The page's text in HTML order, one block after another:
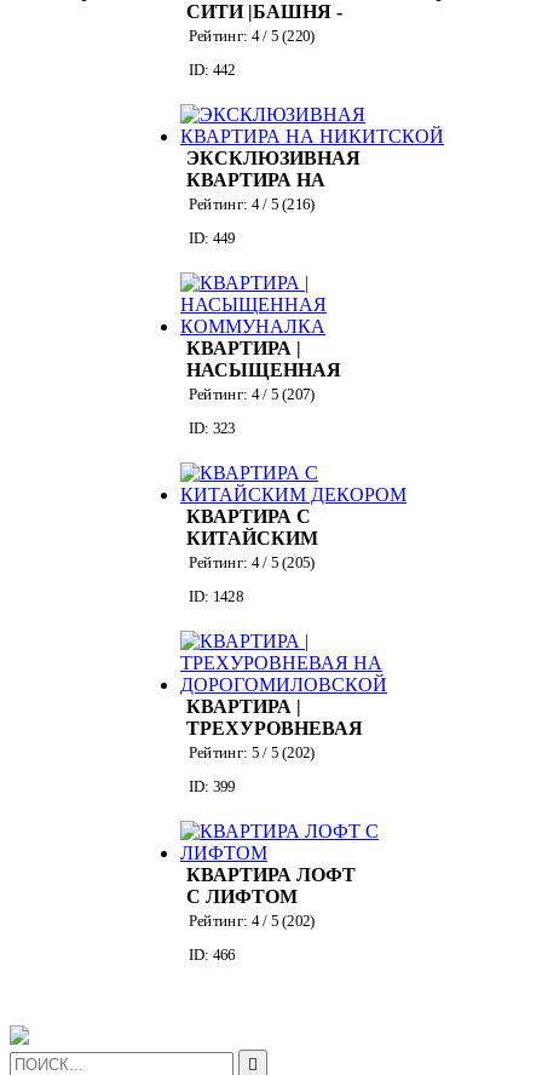
СИТИ |БАШНЯ -
САНКТ-
Рейтинг: 4/ 5 (220)
ID: 442
ЭКСКЛЮЗИВНАЯ
КВАРТИРА НА
НИКИТСКОЙ
Рейтинг: 4/ 5 (216)
ID: 449
КВАРТИРА |
НАСЫЩЕННАЯ
КОММУНАЛКА
Рейтинг: 4/ 5 (207)
ID: 323
КВАРТИРА С
КИТАЙСКИМ
ДЕКОРОМ
Рейтинг: 4/ 5 (205)
ID: 1428
КВАРТИРА |
ТРЕХУРОВНЕВАЯ
НА
Рейтинг: 5/ 5 (202)
ID: 399
КВАРТИРА ЛОФТ
С ЛИФТОМ
Рейтинг: 4/ 5 (202)
ID: 466
